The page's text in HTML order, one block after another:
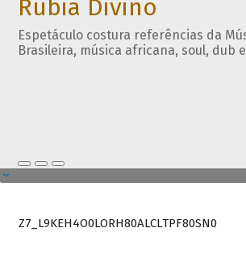
Rúbia Divino
Espetáculo costura referências da
Brasileira, música africana, soul, dub
Z7_L9KEH4O0LORH80ALCLTPF80SN0